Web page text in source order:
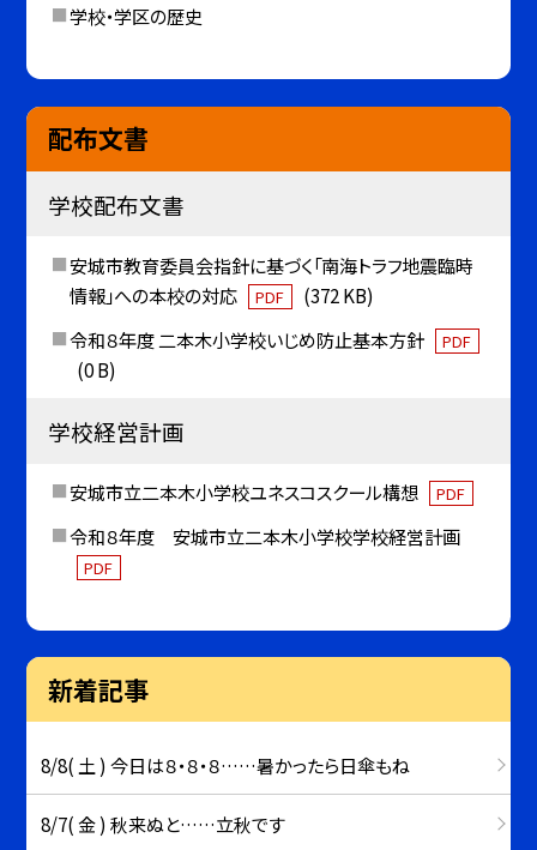
学校・学区の歴史
配布文書
学校配布文書
安城市教育委員会指針に基づく「南海トラフ地震臨時
情報」への本校の対応
PDF
(372 KB)
令和８年度 二本木小学校いじめ防止基本方針
PDF
(0 B)
学校経営計画
安城市立二本木小学校ユネスコスクール構想 PDF
令和８年度 安城市立二本木小学校学校経営計画
PDF
新着記事
8/8( 土 ) 今日は８・８・８……暑かったら日傘もね
8/7( 金 ) 秋来ぬと……立秋です